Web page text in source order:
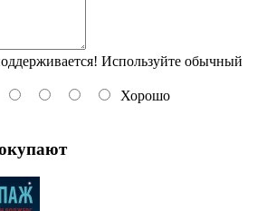
Используйте обычный
Хорошо